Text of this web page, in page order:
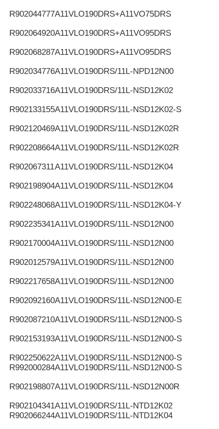
R902044777A11VLO190DRS+A11VO75DRS
R902064920A11VLO190DRS+A11VO95DRS
R902068287A11VLO190DRS+A11VO95DRS
R902034776A11VLO190DRS/11L-NPD12N00
R902033716A11VLO190DRS/11L-NSD12K02
R902133155A11VLO190DRS/11L-NSD12K02-S
R902120469A11VLO190DRS/11L-NSD12K02R
R902208664A11VLO190DRS/11L-NSD12K02R
R902067311A11VLO190DRS/11L-NSD12K04
R902198904A11VLO190DRS/11L-NSD12K04
R902248068A11VLO190DRS/11L-NSD12K04-Y
R902235341A11VLO190DRS/11L-NSD12N00
R902170004A11VLO190DRS/11L-NSD12N00
R902012579A11VLO190DRS/11L-NSD12N00
R902217658A11VLO190DRS/11L-NSD12N00
R902092160A11VLO190DRS/11L-NSD12N00-E
R902087210A11VLO190DRS/11L-NSD12N00-S
R902153193A11VLO190DRS/11L-NSD12N00-S
R902250622A11VLO190DRS/11L-NSD12N00-S
R992000284A11VLO190DRS/11L-NSD12N00-S
R902198807A11VLO190DRS/11L-NSD12N00R
R902104341A11VLO190DRS/11L-NTD12K02
R902066244A11VLO190DRS/11L-NTD12K04